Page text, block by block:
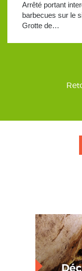
Arrêté portant
barbecues sur le
Grotte de…